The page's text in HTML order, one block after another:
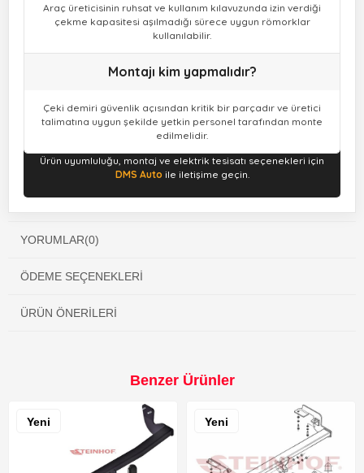
Araç üreticisinin ruhsat ve kullanım kılavuzunda izin verdiği
çekme kapasitesi aşılmadığı sürece uygun römorklar
kullanılabilir.
Montajı kim yapmalıdır?
Çeki demiri güvenlik açısından kritik bir parçadır ve üretici
talimatına uygun şekilde yetkin personel tarafından monte
edilmelidir.
Ürün uyumluluğu, montaj ve elektrik tesisatı seçenekleri için
DMS Auto ile iletişime geçin.
YORUMLAR(0)
ÖDEME SEÇENEKLERI
ÜRÜN ÖNERILERI
Benzer Ürünler
Yeni
Yeni